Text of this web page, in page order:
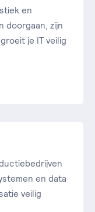
en
doorgaan, zijn
je IT veilig
en data
veilig